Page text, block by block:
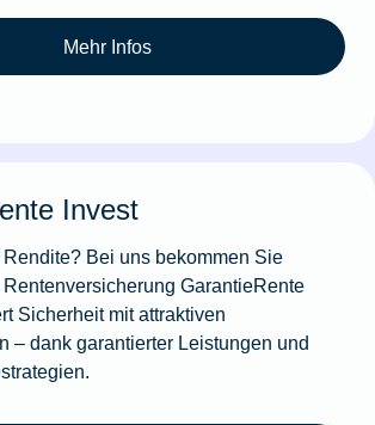
Mehr Infos
Invest
Bei uns bekommen Sie
GarantieRente
Sicherheit mit attraktiven
– dank garantierter Leistungen und